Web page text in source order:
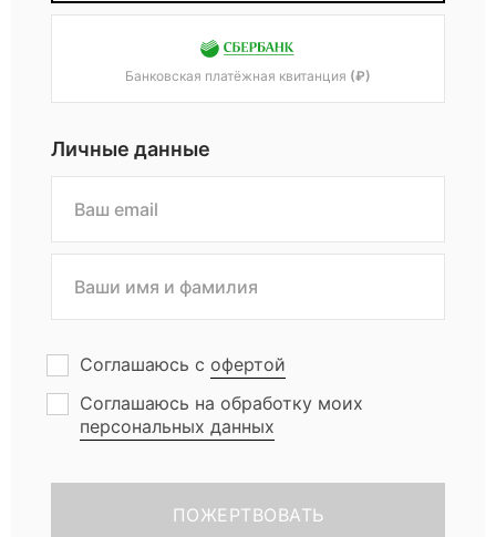
и
в
и
х
п
Банковская платёжная квитанция (₽)
Личные данные
Соглашаюсь с офертой
Соглашаюсь на обработку моих
персональных данных